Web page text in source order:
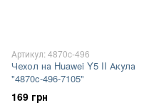
Артикул: 4870c-496
Чехол на Huawei Y5 II Акула
"4870c-496-7105"
169 грн